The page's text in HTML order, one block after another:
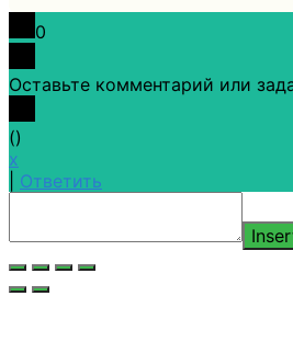
0
Оставьте комментарий или
()
x
Ответить